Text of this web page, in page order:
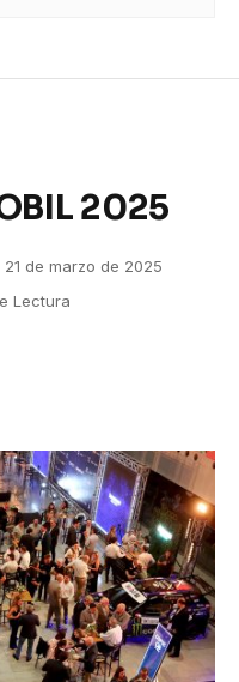
2025
21 de marzo de 2025
Lectura